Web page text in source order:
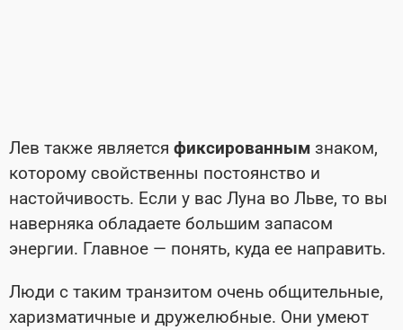
Лев также является фиксированным знаком,
которому свойственны постоянство и
настойчивость. Если у вас Луна во Льве, то вы
наверняка обладаете большим запасом
энергии. Главное — понять, куда ее направить.
Люди с таким транзитом очень общительные,
харизматичные и дружелюбные. Они умеют